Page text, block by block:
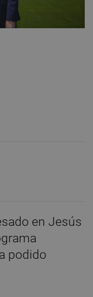
en Jesús
podido